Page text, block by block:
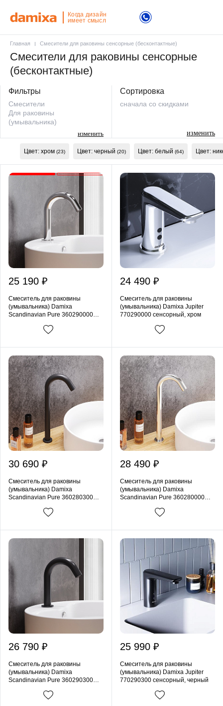
Когда дизайн
имеет смысл
Главная Смесители для раковины сенсорные (бесконтактные)
Смесители для раковины сенсорные
(бесконтактные)
Фильтры
Смесители
Для раковины
(умывальника)
изменить
Сортировка
сначала со скидками
изменить
Цвет: хром (23) Цвет: черный (20) Цвет: белый (64) Цвет:
25 190 ₽
Смеситель для раковины
(умывальника) Damixa
Scandinavian Pure 360290000
24 490 ₽
Смеситель для раковины
(умывальника) Damixa Jupiter
770290000 сенсорный, хром
30 690 ₽
Смеситель для раковины
(умывальника) Damixa
Scandinavian Pure 360280300
28 490 ₽
Смеситель для раковины
(умывальника) Damixa
Scandinavian Pure 360280000
26 790 ₽
Смеситель для раковины
(умывальника) Damixa
Scandinavian Pure 360290300
25 990 ₽
Смеситель для раковины
(умывальника) Damixa Jupiter
770290300 сенсорный, черный